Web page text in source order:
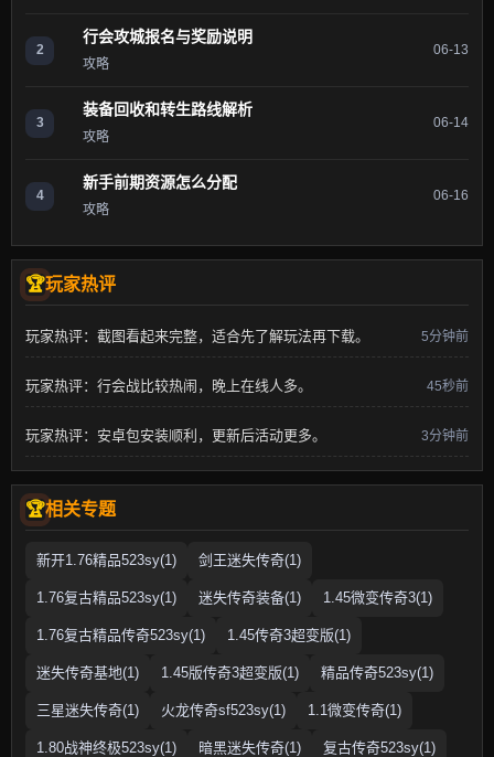
2
行会攻城报名与奖励说明
攻略
06-13
3
装备回收和转生路线解析
攻略
06-14
4
新手前期资源怎么分配
攻略
06-16
玩家热评
玩家热评：截图看起来完整，适合先了解玩法再下载。 5分钟前
玩家热评：行会战比较热闹，晚上在线人多。 45秒前
玩家热评：安卓包安装顺利，更新后活动更多。 3分钟前
相关专题
新开1.76精品523sy(1) 剑王迷失传奇(1)
1.76复古精品523sy(1) 迷失传奇装备(1) 1.45微变传奇3(1)
1.76复古精品传奇523sy(1) 1.45传奇3超变版(1)
迷失传奇基地(1) 1.45版传奇3超变版(1) 精品传奇523sy(1)
三星迷失传奇(1) 火龙传奇sf523sy(1) 1.1微变传奇(1)
1.80战神终极523sy(1) 暗黑迷失传奇(1) 复古传奇523sy(1)